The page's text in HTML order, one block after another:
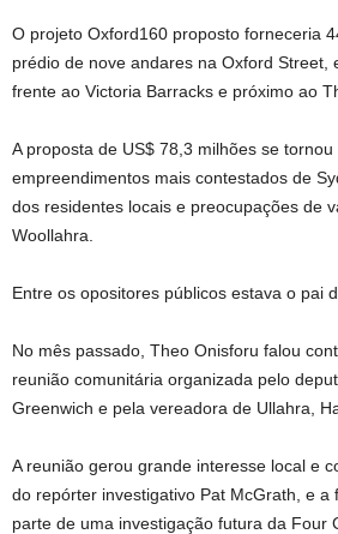
O projeto Oxford160 proposto forneceria
prédio de nove andares na Oxford Street,
frente ao Victoria Barracks e próximo ao
A proposta de US$ 78,3 milhões se tornou
empreendimentos mais contestados de
dos residentes locais e preocupações de
Woollahra.
Entre os opositores públicos estava o pai
No mês passado, Theo Onisforu falou
reunião comunitária organizada pelo
Greenwich e pela vereadora de Ullahra,
A reunião gerou grande interesse local e
do repórter investigativo Pat McGrath, e a
parte de uma investigação futura da Four